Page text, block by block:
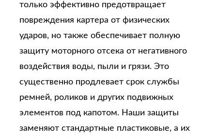
только эффективно предотвращает
повреждения картера от физических
ударов, но также обеспечивает полную
защиту моторного отсека от негативного
воздействия воды, пыли и грязи. Это
существенно продлевает срок службы
ремней, роликов и других подвижных
элементов под капотом. Наши защиты
заменяют стандартные пластиковые, а их